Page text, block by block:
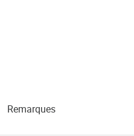
Remarques